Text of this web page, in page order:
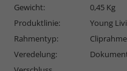
Gewicht:
0,45 Kg
Produktlinie:
Young
Rahmentyp:
Veredelung: